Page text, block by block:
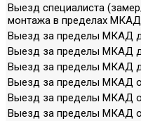
Выезд специалиста
монтажа в пределах
Выезд за пределы МКАД
Выезд за пределы МКАД
Выезд за пределы МКАД
Выезд за пределы МКАД
Выезд за пределы МКАД
Выезд за пределы МКАД